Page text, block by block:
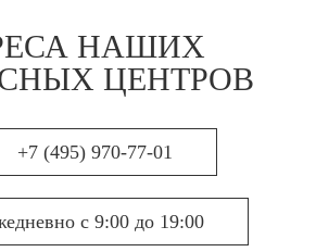
НАШИХ
ЦЕНТРОВ
+7 (495) 970-77-01
с 9:00 до 19:00